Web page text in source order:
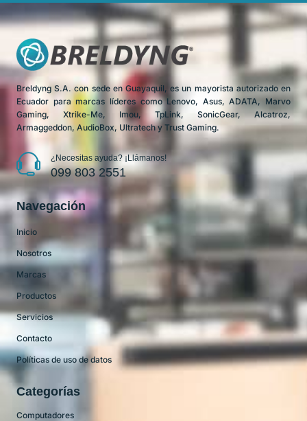
Breldyng S.A. con sede en Guayaquil, es un mayorista autorizado en
Ecuador para marcas líderes como Lenovo, Asus, ADATA, Marvo
Gaming, Xtrike-Me, Imou, TpLink, SonicGear, Alcatroz,
Armaggeddon, AudioBox, Ultratech y Trust Gaming.
¿Necesitas ayuda? ¡Llámanos!
099 803 2551
Navegación
Inicio
Nosotros
Marcas
Productos
Servicios
Contacto
Políticas de uso de datos
Categorías
Computadores